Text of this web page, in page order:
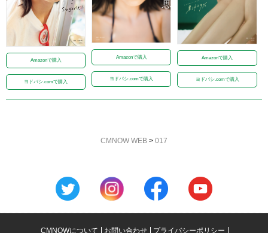
Amazonで購入
ヨドバシ.comで購入
Amazonで購入
ヨドバシ.comで購入
Amazonで購入
ヨドバシ.comで購入
CMNOW WEB > 017
CMNOWについて お問い合わせ プライバシーポリシー